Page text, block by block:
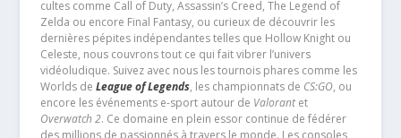
cultes comme Call of Duty, Assassin’s Creed, The Legend of
Zelda ou encore Final Fantasy, ou curieux de découvrir les
dernières pépites indépendantes telles que Hollow Knight ou
Celeste, nous couvrons tout ce qui fait vibrer l’univers
vidéoludique. Suivez avec nous les tournois phares comme les
Worlds de League of Legends, les championnats de CS:GO, ou
encore les événements e-sport autour de Valorantet
Overwatch 2. Ce domaine en plein essor continue de fédérer
des millions de passionnés à travers le monde. Les consoles